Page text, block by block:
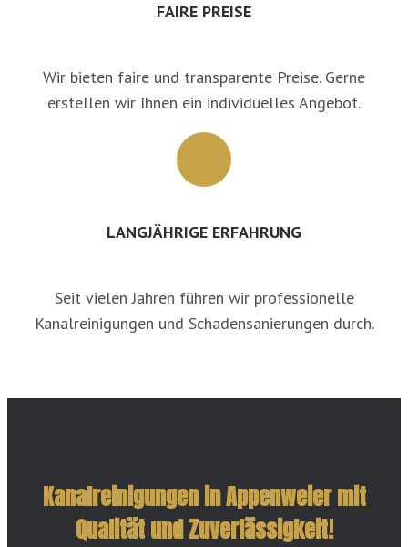
FAIRE PREISE
Wir bieten faire und transparente Preise. Gerne
erstellen wir Ihnen ein individuelles Angebot.
LANGJÄHRIGE ERFAHRUNG
Seit vielen Jahren führen wir professionelle
Kanalreinigungen und Schadensanierungen durch.
Kanalreinigungen in Appenweier mit
Qualität und Zuverlässigkeit!